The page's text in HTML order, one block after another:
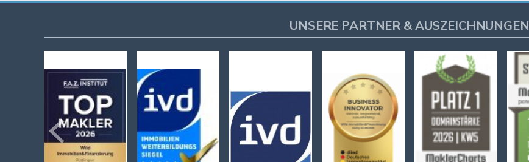
UNSERE PARTNER & AUSZEICHNUNGEN